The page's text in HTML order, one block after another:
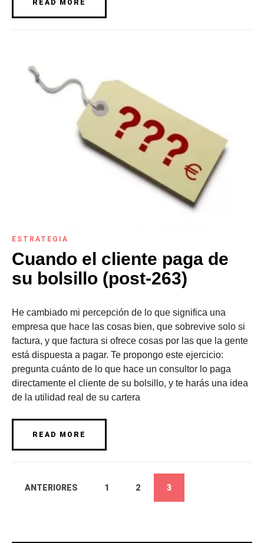
READ MORE
ESTRATEGIA
Cuando el cliente paga de
su bolsillo (post-263)
He cambiado mi percepción de lo que significa una
empresa que hace las cosas bien, que sobrevive solo si
factura, y que factura si ofrece cosas por las que la gente
está dispuesta a pagar. Te propongo este ejercicio:
pregunta cuánto de lo que hace un consultor lo paga
directamente el cliente de su bolsillo, y te harás una idea
de la utilidad real de su cartera
READ MORE
ANTERIORES 1 2 3